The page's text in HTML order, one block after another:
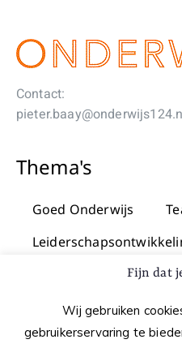
Contact:
Thema's
Goed Onderwijs
PraktijkgerichtFijn dat
Wij gebruiken
gebruikerservaring te